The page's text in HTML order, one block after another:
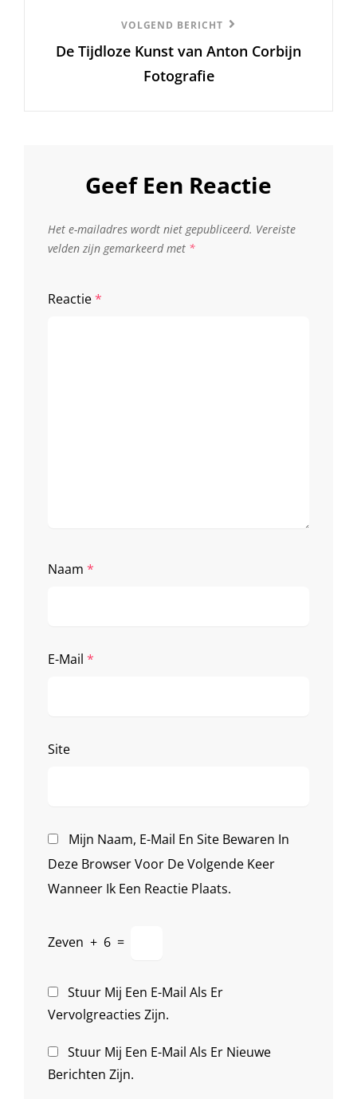
Bericht
VOLGEND BERICHT
De Tijdloze Kunst van Anton Corbijn
Fotografie
Geef Een Reactie
Het e-mailadres wordt niet gepubliceerd. Vereiste
velden zijn gemarkeerd met *
Reactie*
Naam *
E-Mail *
Site
Mijn Naam, E-Mail En Site Bewaren In
Deze Browser Voor De Volgende Keer
Wanneer Ik Een Reactie Plaats.
Zeven + 6 =
Stuur Mij Een E-Mail Als Er
Vervolgreacties Zijn.
Stuur Mij Een E-Mail Als Er Nieuwe
Berichten Zijn.